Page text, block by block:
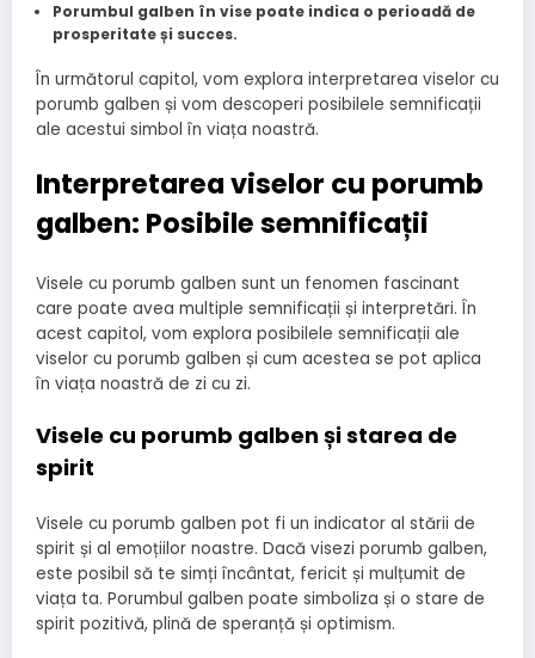
Porumbul galben în vise poate indica o perioadă de
prosperitate și succes.
În următorul capitol, vom explora interpretarea viselor cu
porumb galben și vom descoperi posibilele semnificații
ale acestui simbol în viața noastră.
Interpretarea viselor cu porumb
galben: Posibile semnificații
Visele cu porumb galben sunt un fenomen fascinant
care poate avea multiple semnificații și interpretări. În
acest capitol, vom explora posibilele semnificații ale
viselor cu porumb galben și cum acestea se pot aplica
în viața noastră de zi cu zi.
Visele cu porumb galben și starea de
spirit
Visele cu porumb galben pot fi un indicator al stării de
spirit și al emoțiilor noastre. Dacă visezi porumb galben,
este posibil să te simți încântat, fericit și mulțumit de
viața ta. Porumbul galben poate simboliza și o stare de
spirit pozitivă, plină de speranță și optimism.